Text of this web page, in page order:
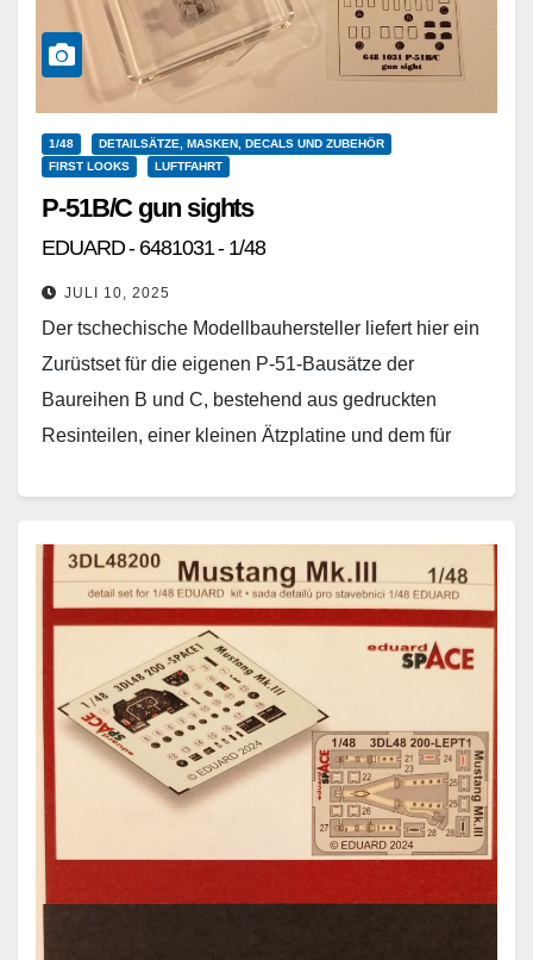
1/48
DETAILSÄTZE, MASKEN, DECALS UND ZUBEHÖR
FIRST LOOKS
LUFTFAHRT
P-51B/C gun sights
EDUARD - 6481031 - 1/48
JULI 10, 2025
Der tschechische Modellbauhersteller liefert hier ein
Zurüstset für die eigenen P-51-Bausätze der
Baureihen B und C, bestehend aus gedruckten
Resinteilen, einer kleinen Ätzplatine und dem für